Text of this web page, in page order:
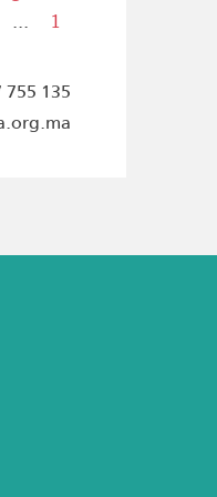
1
...
135